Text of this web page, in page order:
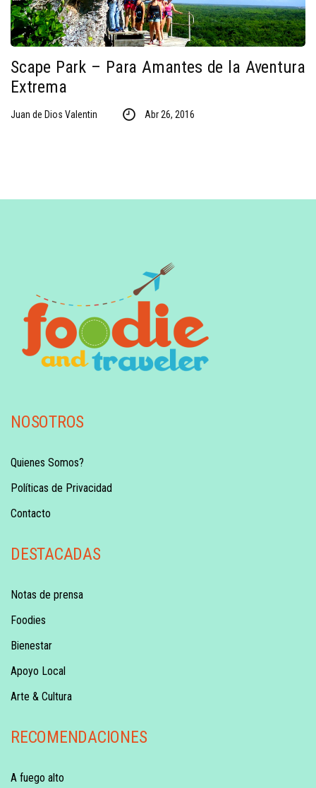
Scape Park – Para Amantes de la Aventura
Extrema
Juan de Dios Valentin Abr 26, 2016
NOSOTROS
Quienes Somos?
Políticas de Privacidad
Contacto
DESTACADAS
Notas de prensa
Foodies
Bienestar
Apoyo Local
Arte & Cultura
RECOMENDACIONES
A fuego alto